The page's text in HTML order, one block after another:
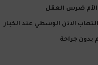
الآم ضرس العقل
الاذن الوسطي عند الكبار
بدون جراحة